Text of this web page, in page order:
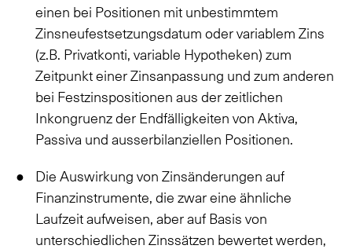
einen bei Positionen mit unbestimmtem
Zinsneufestsetzungsdatum oder variablem Zins
(z.B. Privatkonti, variable Hypotheken) zum
Zeitpunkt einer Zinsanpassung und zum anderen
bei Festzinspositionen aus der zeitlichen
Inkongruenz der Endfälligkeiten von Aktiva,
Passiva und ausserbilanziellen Positionen.
Die Auswirkung von Zinsänderungen auf
Finanzinstrumente, die zwar eine ähnliche
Laufzeit aufweisen, aber auf Basis von
unterschiedlichen Zinssätzen bewertet werden,